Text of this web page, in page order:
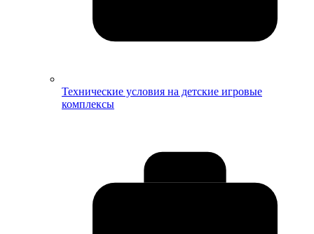
Технические условия на детские игровые
комплексы